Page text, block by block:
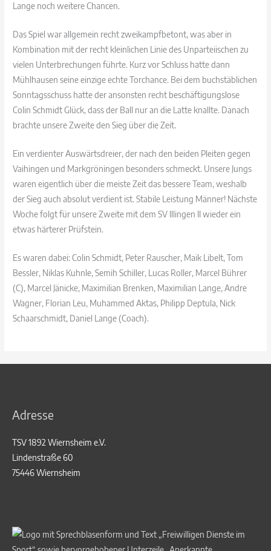
Lange noch weitere Chancen.
Das Spiel war allgemein recht zweikampfbetont, was aber in
Kombination mit der recht kleinlichen Linie des Unparteiischen zu
vielen Unterbrechungen führte. Kurz vor Schluss hatte dann
Mühlhausen seine einzige echte Torchance. Bei dem buchstäblichen
Sonntagsschuss hatte der ansonsten recht beschäftigungslose
Colin Schmidt Glück, dass der Ball nur an die Latte knallte. Danach
brachte unsere Zweite den Sieg über die Zeit.
Ein verdienter Auswärtsdreier, der nach den beiden Pleiten gegen
Vaihingen und Markgröningen besonders schmeckt. Unsere Jungs
waren eigentlich über die meiste Zeit das bessere Team, weshalb
der Sieg auch absolut verdient ist. Stabile Leistung Männer! Nächste
Woche folgt für unsere Zweite mit dem SV Illingen II wieder ein
etwas härterer Prüfstein.
Es waren dabei: Colin Schmidt, Peter Rauscher, Maik Libelt, Tom
Bessler, Niklas Kuhnle, Semih Schiller, Lucas Roller, Marcel Bührer
(C), Marcel Jänicke, Maximilian Brenken, Maximilian Lange, Andre
Wagner, Florian Leu, Muhammed Aktas, Philipp Deptula, Nick
Schaarschmidt, Daniel Lange (Coach).
Adresse
TSV 1892 Wiernsheim e.V.
Lindenstraße 60
75446 Wiernsheim